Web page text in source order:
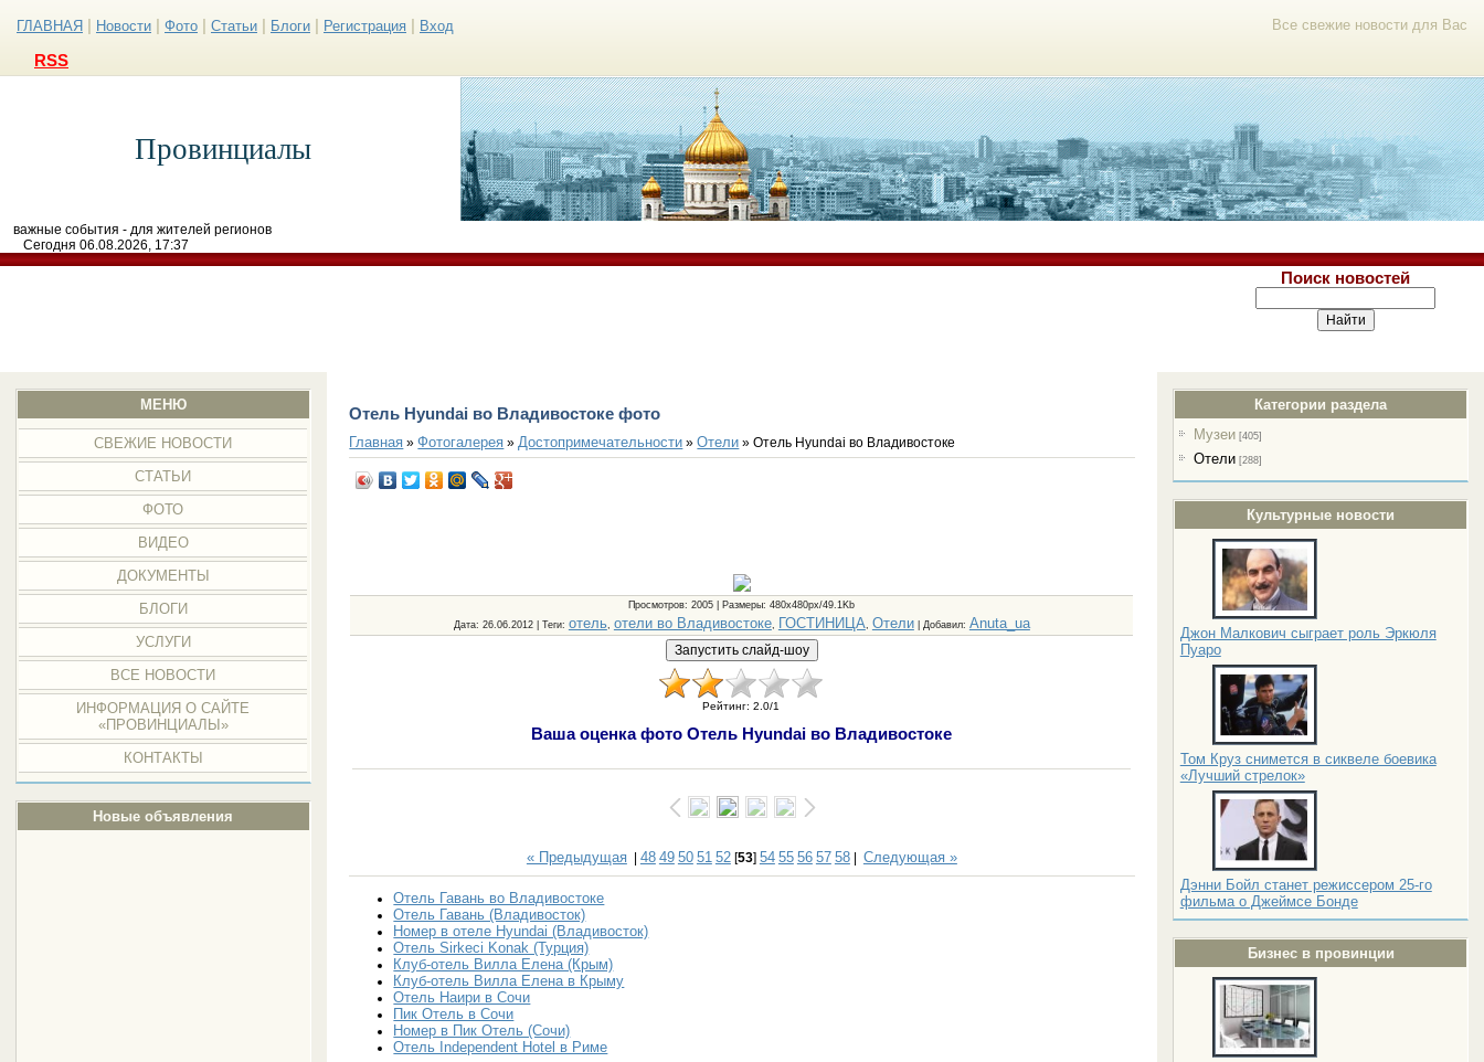
Все свежие новости для Вас
ГЛАВНАЯ Новости Фото Статьи Блоги Регистрация Вход
RSS
Провинциалы
важные события - для жителей регионов
Сегодня 06.08.2026, 17:37
Поиск новостей
МЕНЮ
СВЕЖИЕ НОВОСТИ
СТАТЬИ
ФОТО
ВИДЕО
ДОКУМЕНТЫ
БЛОГИ
УСЛУГИ
ВСЕ НОВОСТИ
ИНФОРМАЦИЯ О САЙТЕ
«ПРОВИНЦИАЛЫ»
КОНТАКТЫ
Новые объявления
Категории раздела
Музеи [405]
Отели [288]
Культурные новости
Джон Малкович сыграет роль Эркюля
Пуаро
Том Круз снимется в сиквеле боевика
«Лучший стрелок»
Дэнни Бойл станет режиссером 25-го
фильма о Джеймсе Бонде
Бизнес в провинции
Отель Hyundai во Владивостоке фото
Главная »Фотогалерея » Достопримечательности »Отели » Отель Hyundai во Владивостоке
Просмотров: 2005 | Размеры: 480x480px/49.1Kb
Дата: 26.06.2012 | Теги: отель, отели во Владивостоке, ГОСТИНИЦА Отели Добавил: Anuta_ua
Рейтинг:2.0/1
Ваша оценка фото Отель Hyundai во Владивостоке
« Предыдущая| 48 49 50 51 52[53] 54 55 56 57 58| Следующая »
Отель Гавань во Владивостоке
Отель Гавань (Владивосток)
Номер в отеле Hyundai (Владивосток)
Отель Sirkeci Konak (Турция)
Клуб-отель Вилла Елена (Крым)
Клуб-отель Вилла Елена в Крыму
Отель Наири в Сочи
Пик Отель в Сочи
Номер в Пик Отель (Сочи)
Отель Independent Hotel в Риме